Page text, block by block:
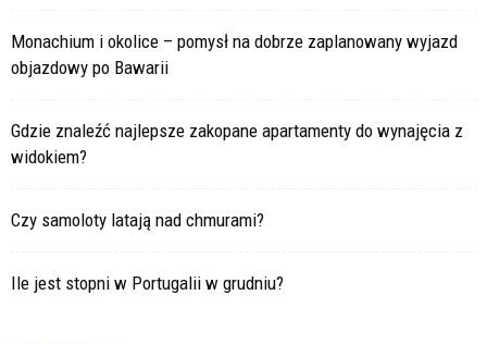
Monachium i okolice – pomysł na dobrze zaplanowany wyjazd
objazdowy po Bawarii
Gdzie znaleźć najlepsze zakopane apartamenty do wynajęcia z
widokiem?
Czy samoloty latają nad chmurami?
Ile jest stopni w Portugalii w grudniu?